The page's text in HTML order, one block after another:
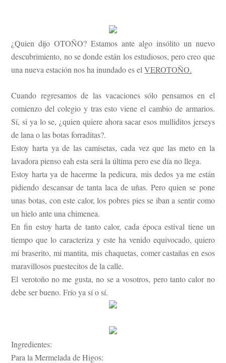
¿Quien dijo OTOÑO? Estamos ante algo insólito un nuevo
descubrimiento, no se donde están los estudiosos, pero creo que
una nueva estación nos ha inundado es elVEROTOÑO.
Cuando regresamos de las vacaciones sólo pensamos en el
comienzo del colegio y tras esto viene el cambio de armarios.
Sí, si ya lo se, ¿quien quiere ahora sacar esos mulliditos jerseys
de lana o las botas forraditas?.
Estoy harta ya de las camisetas, cada vez que las meto en la
lavadora pienso eah esta será la última pero ese día no llega.
Estoy harta ya de hacerme la pedicura, mis dedos ya me están
pidiendo descansar de tanta laca de uñas. Pero quien se pone
unas botas, con este calor, los pobres pies se iban a sentir como
un hielo ante una chimenea.
En fin estoy harta de tanto calor, cada época estival tiene un
tiempo que lo caracteriza y este ha venido equivocado, quiero
mi braserito, mi mantita, mis chaquetas, comer castañas en esos
maravillosos puestecitos de la calle.
El verotoño no me gusta, no se a vosotros, pero tanto calor no
debe ser bueno. Frío ya sí o sí.
Ingredientes:
Para la Mermelada de Higos: